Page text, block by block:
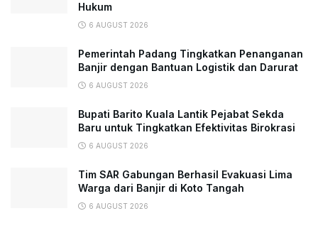
Hukum
6 AUGUST 2026
Pemerintah Padang Tingkatkan Penanganan
Banjir dengan Bantuan Logistik dan Darurat
6 AUGUST 2026
Bupati Barito Kuala Lantik Pejabat Sekda
Baru untuk Tingkatkan Efektivitas Birokrasi
6 AUGUST 2026
Tim SAR Gabungan Berhasil Evakuasi Lima
Warga dari Banjir di Koto Tangah
6 AUGUST 2026